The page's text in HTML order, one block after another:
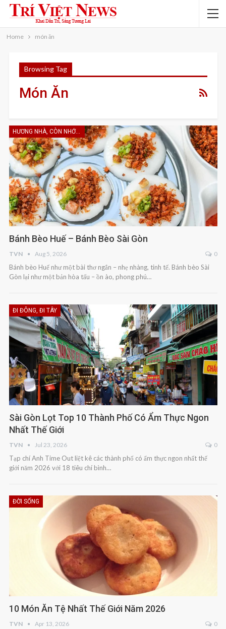
Home món ăn
Browsing Tag
Món Ăn
HƯƠNG NHÀ, CÒN NHỚ KHÔNG EM
Bánh Bèo Huế – Bánh Bèo Sài Gòn
TVN Aug 5, 2026 0
Bánh bèo Huế như một bài thơ ngắn – nhẹ nhàng, tinh tế. Bánh bèo Sài
Gòn lại như một bản hòa tấu – ồn ào, phong phú…
ĐI ĐÔNG, ĐI TÂY
Sài Gòn Lọt Top 10 Thành Phố Có Ẩm Thực Ngon
Nhất Thế Giới
TVN Jul 23, 2026 0
Tạp chí Anh Time Out liệt kê các thành phố có ẩm thực ngon nhất thế
giới năm 2026 với 18 tiêu chí bình…
ĐỜI SỐNG
10 Món Ăn Tệ Nhất Thế Giới Năm 2026
TVN Apr 13, 2026 0